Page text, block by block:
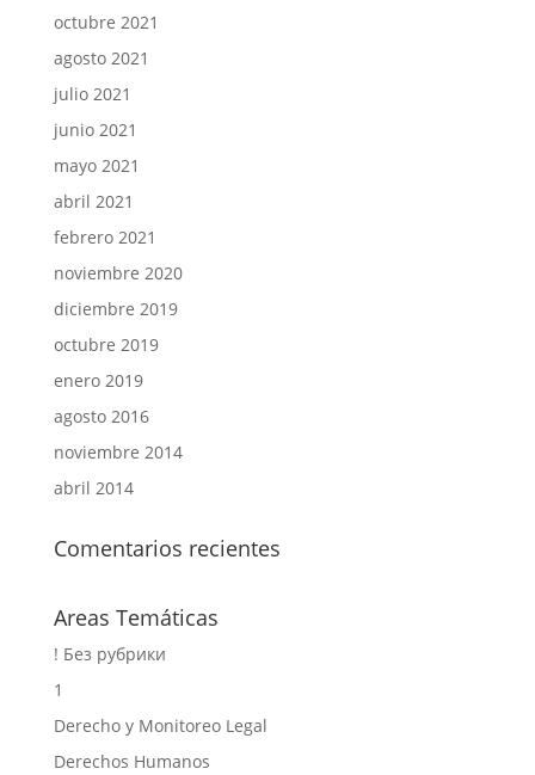
octubre 2021
agosto 2021
julio 2021
junio 2021
mayo 2021
abril 2021
febrero 2021
noviembre 2020
diciembre 2019
octubre 2019
enero 2019
agosto 2016
noviembre 2014
abril 2014
Comentarios recientes
Areas Temáticas
! Без рубрики
1
Derecho y Monitoreo Legal
Derechos Humanos